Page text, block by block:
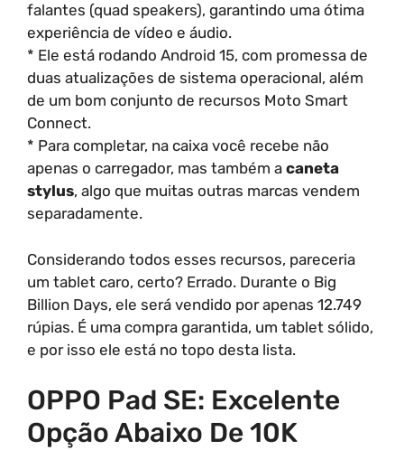
falantes (quad speakers), garantindo uma ótima
experiência de vídeo e áudio.
* Ele está rodando Android 15, com promessa de
duas atualizações de sistema operacional, além
de um bom conjunto de recursos Moto Smart
Connect.
* Para completar, na caixa você recebe não
apenas o carregador, mas também a caneta
stylus, algo que muitas outras marcas vendem
separadamente.
Considerando todos esses recursos, pareceria
um tablet caro, certo? Errado. Durante o Big
Billion Days, ele será vendido por apenas 12.749
rúpias. É uma compra garantida, um tablet sólido,
e por isso ele está no topo desta lista.
OPPO Pad SE: Excelente
Opção Abaixo De 10K